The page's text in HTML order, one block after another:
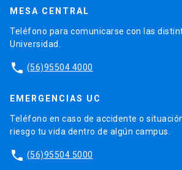
MESA CENTRAL
Teléfono para comunicarse con las
Universidad.
phone (56)95504 4000
EMERGENCIAS UC
Teléfono en caso de accidente o
riesgo tu vida dentro de algún campus.
phone (56)95504 5000